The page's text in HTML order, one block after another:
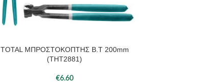
TOTAL ΜΠΡΟΣΤΟΚΟΠΤΗΣ Β.Τ 200mm
(THT2881)
€6.60